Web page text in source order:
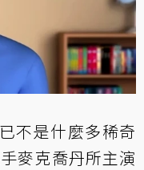
不是什麼多稀奇
麥克喬丹所主演